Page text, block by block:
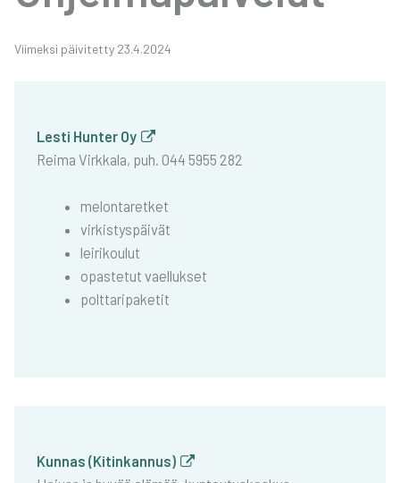
Vii­mek­si päi­vi­tet­ty 23.4.2024
Les­ti Hun­ter Oy
Rei­ma Virk­ka­la, puh. 044 5955 282
melon­ta­ret­ket
vir­kis­tys­päi­vät
lei­ri­kou­lut
opas­te­tut vael­luk­set
polt­ta­ri­pa­ke­tit
Kun­nas (Kitin­kan­nus)